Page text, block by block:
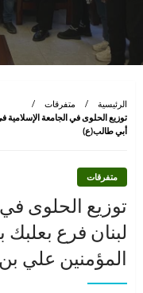
الرئيسية
متفرقات
توزيع الحلوى في الجامعة الإسلامية
أبي طالب(ع)
متفرقات
توزيع الحلوى
لبنان فرع بعلبك
المؤمنين علي